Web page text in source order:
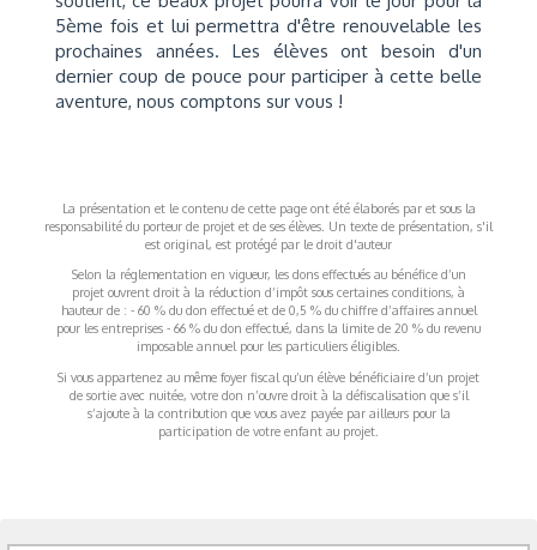
5ème fois et lui permettra d'être renouvelable les
prochaines années. Les élèves ont besoin d'un
dernier coup de pouce pour participer à cette belle
aventure, nous comptons sur vous !
La présentation et le contenu de cette page ont été élaborés par et sous la
responsabilité du porteur de projet et de ses élèves. Un texte de présentation, s'il
est original, est protégé par le droit d'auteur
Selon la réglementation en vigueur, les dons effectués au bénéfice d’un
projet ouvrent droit à la réduction d’impôt sous certaines conditions, à
hauteur de : - 60 % du don effectué et de 0,5 % du chiffre d’affaires annuel
pour les entreprises - 66 % du don effectué, dans la limite de 20 % du revenu
imposable annuel pour les particuliers éligibles.
Si vous appartenez au même foyer fiscal qu’un élève bénéficiaire d’un projet
de sortie avec nuitée, votre don n’ouvre droit à la défiscalisation que s’il
s’ajoute à la contribution que vous avez payée par ailleurs pour la
participation de votre enfant au projet.